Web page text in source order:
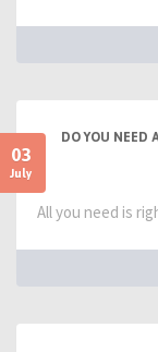
03
July
DO YOU NEED
All you need is